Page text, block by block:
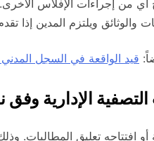
من إجراءات الإفلاس الأخرى.
قيد الواقعة في السجل
الإدارية
أو افتتاحه تعليق